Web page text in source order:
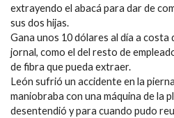
extrayendo el abacá para dar de
sus dos hijas.
Gana unos 10 dólares al día a costa
jornal, como el del resto de
de fibra que pueda extraer.
León sufrió un accidente en la
maniobraba con una máquina de la
desentendió y para cuando pudo